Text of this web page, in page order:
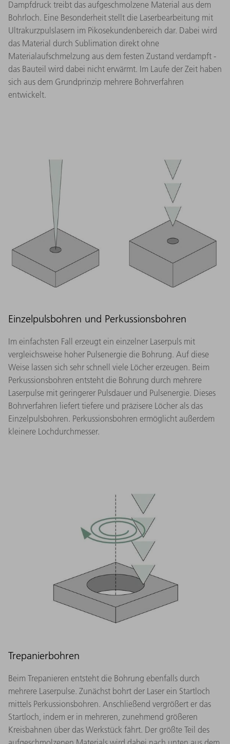
Dampfdruck treibt das aufgeschmolzene Material aus dem
Bohrloch. Eine Besonderheit stellt die Laserbearbeitung mit
Ultrakurzpulslasern im Pikosekundenbereich dar. Dabei wird
das Material durch Sublimation direkt ohne
Materialaufschmelzung aus dem festen Zustand verdampft -
das Bauteil wird dabei nicht erwärmt. Im Laufe der Zeit haben
sich aus dem Grundprinzip mehrere Bohrverfahren
entwickelt.
Einzelpulsbohren und Perkussionsbohren
Im einfachsten Fall erzeugt ein einzelner Laserpuls mit
vergleichsweise hoher Pulsenergie die Bohrung. Auf diese
Weise lassen sich sehr schnell viele Löcher erzeugen. Beim
Perkussionsbohren entsteht die Bohrung durch mehrere
Laserpulse mit geringerer Pulsdauer und Pulsenergie. Dieses
Bohrverfahren liefert tiefere und präzisere Löcher als das
Einzelpulsbohren. Perkussionsbohren ermöglicht außerdem
kleinere Lochdurchmesser.
Trepanierbohren
Beim Trepanieren entsteht die Bohrung ebenfalls durch
mehrere Laserpulse. Zunächst bohrt der Laser ein Startloch
mittels Perkussionsbohren. Anschließend vergrößert er das
Startloch, indem er in mehreren, zunehmend größeren
Kreisbahnen über das Werkstück fährt. Der größte Teil des